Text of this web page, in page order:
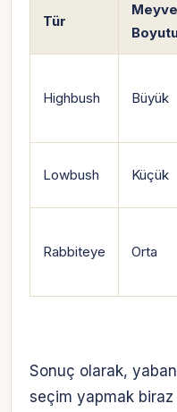
Tür
Meyve
Highbush Büyük
Lowbush Küçük
Rabbiteye Orta
Sonuç olarak,
seçim yapmak biraz